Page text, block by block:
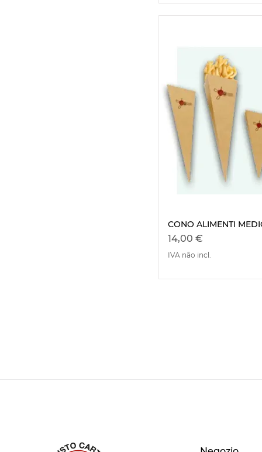
CONO ALIMENTI
Preço
14,00 €
IVA não incl.